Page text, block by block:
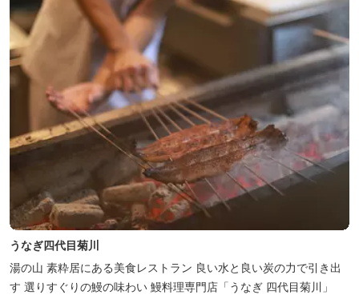
うなぎ四代目菊川
湯の山 素粋居にある美食レストラン 良い水と良い炭の力で引き出
す 選りすぐりの鰻の味わい 鰻料理専門店「うなぎ 四代目菊川」